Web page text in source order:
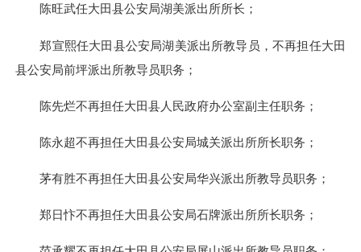
陈旺武任大田县公安局湖美派出所所长；
郑宣熙任大田县公安局湖美派出所教导员，不再担任大田
县公安局前坪派出所教导员职务；
陈先烂不再担任大田县人民政府办公室副主任职务；
陈永超不再担任大田县公安局城关派出所所长职务；
茅有胜不再担任大田县公安局华兴派出所教导员职务；
郑日忭不再担任大田县公安局石牌派出所所长职务；